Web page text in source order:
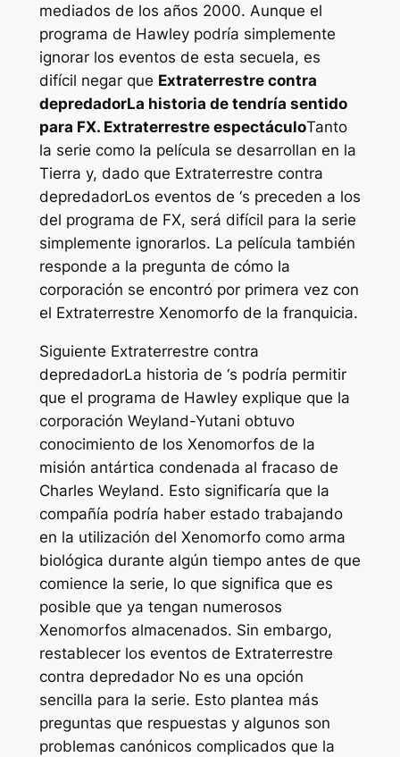
mediados de los años 2000. Aunque el
programa de Hawley podría simplemente
ignorar los eventos de esta secuela, es
difícil negar que Extraterrestre contra
depredadorLa historia de tendría sentido
para FX. ExtraterrestreespectáculoTanto
la serie como la película se desarrollan en la
Tierra y, dado que Extraterrestre contra
depredadorLos eventos de ‘s preceden a los
del programa de FX, será difícil para la serie
simplemente ignorarlos. La película también
responde a la pregunta de cómo la
corporación se encontró por primera vez con
el Extraterrestre Xenomorfo de la franquicia.
Siguiente Extraterrestre contra
depredadorLa historia de ‘s podría permitir
que el programa de Hawley explique que la
corporación Weyland-Yutani obtuvo
conocimiento de los Xenomorfos de la
misión antártica condenada al fracaso de
Charles Weyland. Esto significaría que la
compañía podría haber estado trabajando
en la utilización del Xenomorfo como arma
biológica durante algún tiempo antes de que
comience la serie, lo que significa que es
posible que ya tengan numerosos
Xenomorfos almacenados. Sin embargo,
restablecer los eventos de Extraterrestre
contra depredadorNo es una opción
sencilla para la serie. Esto plantea más
preguntas que respuestas y algunos son
problemas canónicos complicados que la